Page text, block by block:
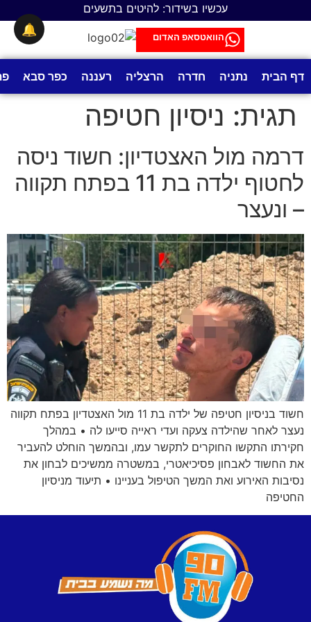
עכשיו בשידור: להיטים בתשעים
הוואטסאפ האדום
דף הבית נתניה חדרה הרצליה רעננה כפר סבא
תגית: ניסיון חטיפה
דרמה מול האצטדיון: חשוד ניסה
לחטוף ילדה בת 11 בפתח תקווה
– ונעצר
חשוד בניסיון חטיפה של ילדה בת 11 מול האצטדיון בפתח תקווה
נעצר לאחר שהילדה צעקה ועדי ראייה סייעו לה • במהלך
חקירתו התקשו החוקרים לתקשר עמו, ובהמשך הוחלט להעביר
את החשוד לאבחון פסיכיאטרי, במשטרה ממשיכים לבחון את
נסיבות האירוע ואת המשך הטיפול בעניינו • תיעוד מניסיון
החטיפה
🔔